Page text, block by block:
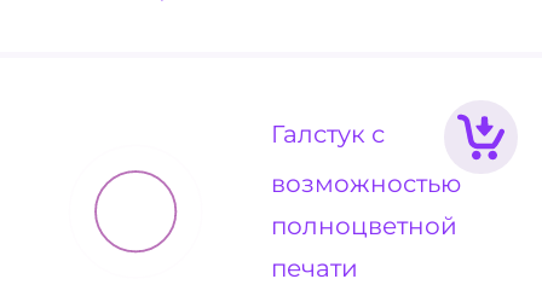
Галстук с
возможностью
полноцветной
печати